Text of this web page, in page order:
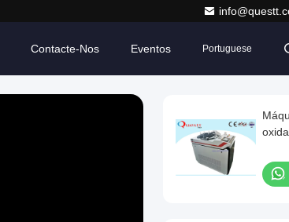
Contacte-Nos Eventos Portuguese